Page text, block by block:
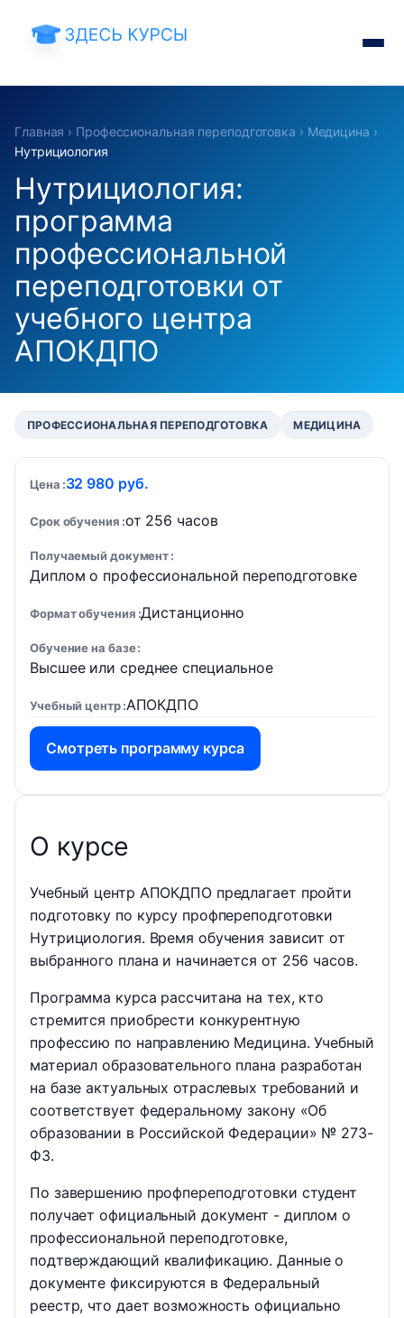
Главная › Профессиональная переподготовка › Медицина ›
Нутрициология
Нутрициология:
программа
профессиональной
переподготовки от
учебного центра
АПОКДПО
ПРОФЕССИОНАЛЬНАЯ ПЕРЕПОДГОТОВКА МЕДИЦИНА
Цена 32 980 руб.
Срок обучения от 256 часов
Получаемый документ
Диплом о профессиональной переподготовке
Формат обучения Дистанционно
Обучение на базе
Высшее или среднее специальное
Учебный центр АПОКДПО
Смотреть программу курса
О курсе
Учебный центр АПОКДПО предлагает пройти
подготовку по курсу профпереподготовки
Нутрициология. Время обучения зависит от
выбранного плана и начинается от 256 часов.
Программа курса рассчитана на тех, кто
стремится приобрести конкурентную
профессию по направлению Медицина. Учебный
материал образовательного плана разработан
на базе актуальных отраслевых требований и
соответствует федеральному закону «Об
образовании в Российской Федерации» № 273-
ФЗ.
По завершению профпереподготовки студент
получает официальный документ - диплом о
профессиональной переподготовке,
подтверждающий квалификацию. Данные о
документе фиксируются в Федеральный
реестр, что дает возможность официально